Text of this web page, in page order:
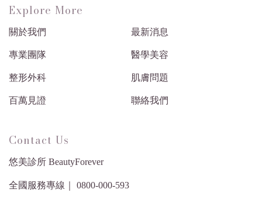
Explore More
關於我們 最新消息
專業團隊 醫學美容
整形外科 肌膚問題
百萬見證 聯絡我們
Contact Us
悠美診所 BeautyForever
全國服務專線｜ 0800-000-593